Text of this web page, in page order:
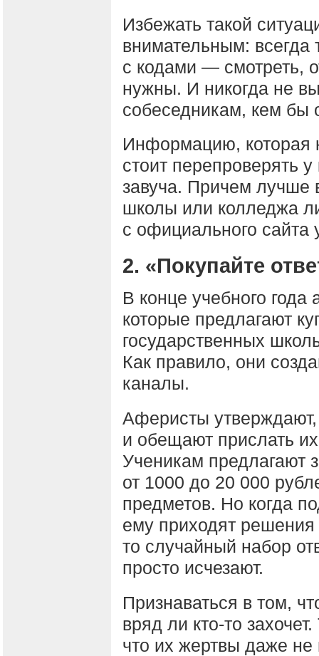
Избежать такой
внимательным: всегда
с кодами — смотреть,
нужны. И никогда не
собеседникам, кем бы
Информацию, которая
стоит перепроверять
завуча. Причем лучше
школы или колледжа
с официального сайта
2. «Покупайте
В конце учебного
которые предлагают
государственных
Как правило, они
каналы.
Аферисты утверждают,
и обещают прислать
Ученикам предлагают
от 1000 до 20 000
предметов. Но когда
ему приходят
то случайный набор
просто исчезают.
Признаваться в том,
вряд ли кто-то
что их жертвы даже